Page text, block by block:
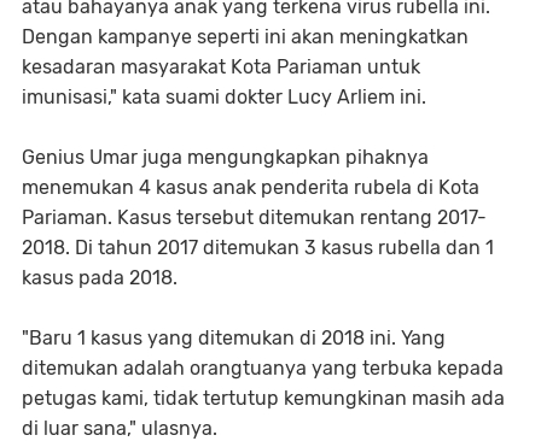
atau bahayanya anak yang terkena virus rubella ini.
Dengan kampanye seperti ini akan meningkatkan
kesadaran masyarakat Kota Pariaman untuk
imunisasi," kata suami dokter Lucy Arliem ini.
Genius Umar juga mengungkapkan pihaknya
menemukan 4 kasus anak penderita rubela di Kota
Pariaman. Kasus tersebut ditemukan rentang 2017-
2018. Di tahun 2017 ditemukan 3 kasus rubella dan 1
kasus pada 2018.
"Baru 1 kasus yang ditemukan di 2018 ini. Yang
ditemukan adalah orangtuanya yang terbuka kepada
petugas kami, tidak tertutup kemungkinan masih ada
di luar sana," ulasnya.